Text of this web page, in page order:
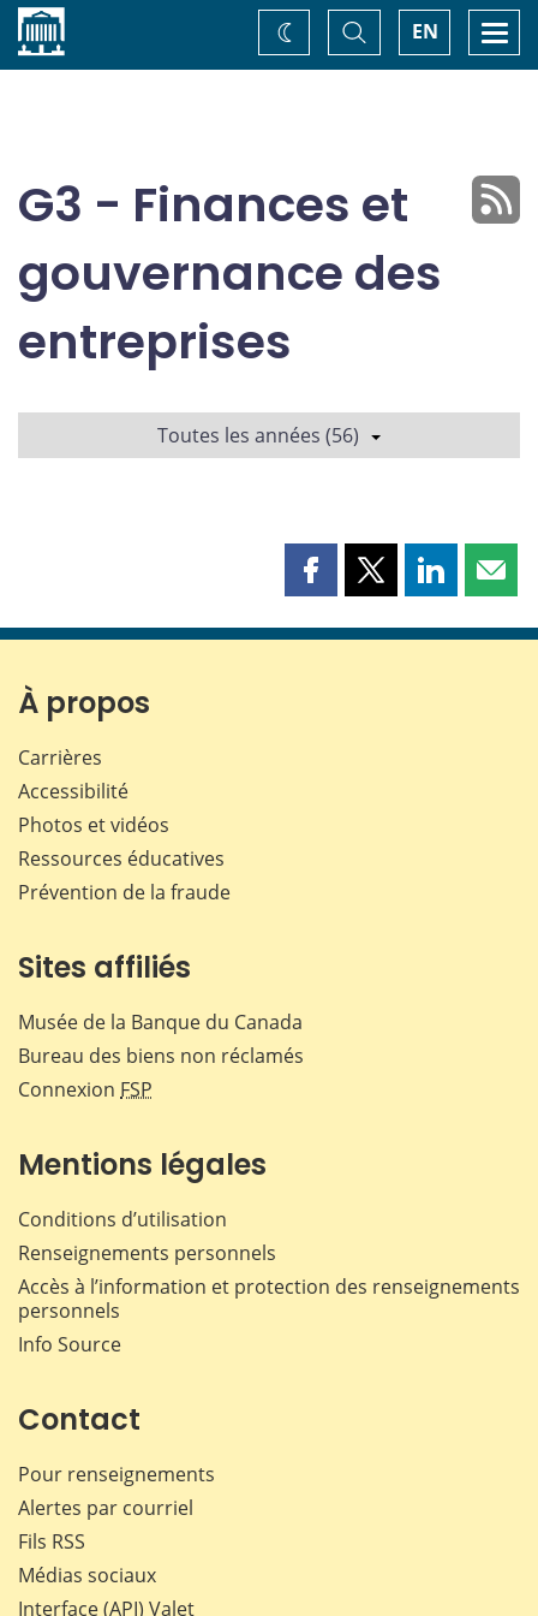
Accueil EN
Basculer
la
recherche
Changez
de
G3 - Finances et
gouvernance des
entreprises
Toutes les années (56)
Partager
page
Partager
page
Partager
page page
À propos
Carrières
Accessibilité
Photos et vidéos
Ressources éducatives
Prévention de la fraude
Sites affiliés
Musée de la Banque du Canada
Bureau des biens non réclamés
Connexion FSP
Mentions légales
Conditions d’utilisation
Renseignements personnels
Accès à l’information et protection des renseignements
personnels
Info Source
Contact
Pour renseignements
Alertes par courriel
Fils RSS
Médias sociaux
Interface (API) Valet